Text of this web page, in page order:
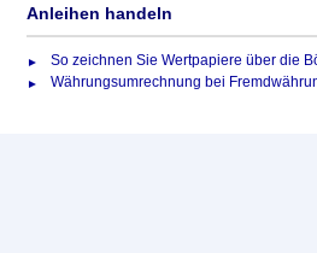
Anleihen handeln
So zeichnen Sie Wertpapiere über die
Währungsumrechnung bei